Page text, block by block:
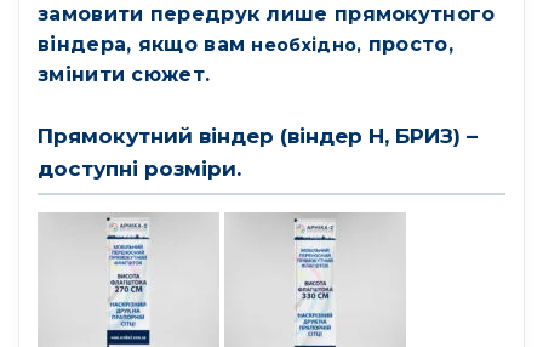
замовити передрук лише прямокутного
віндера, якщо вам необхідно, просто,
змінити сюжет.
Прямокутний віндер (віндер H, БРИЗ) –
доступні розміри.